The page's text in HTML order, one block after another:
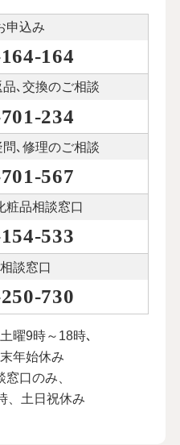
申込み
164
品､交換のご相談
234
問､修理のご相談
567
粧品相談窓口
533
談窓口
730
曜9時～18時､
年始休み
口のみ、
、土日祝休み